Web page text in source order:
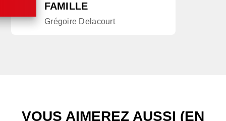
FAMILLE
Grégoire Delacourt
VOUS AIMEREZ AUSSI (EN